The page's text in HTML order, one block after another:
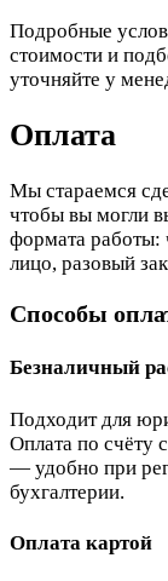
Подробные
стоимости и
уточняйте у
Оплата
Мы стараемся
чтобы вы могли
формата работы:
лицо, разовый
Способы
Безналичный
Подходит для
Оплата по счёту
— удобно при
бухгалтерии.
Оплата картой